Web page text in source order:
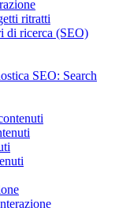
ritratti
di ricerca (SEO)
SEO: Search